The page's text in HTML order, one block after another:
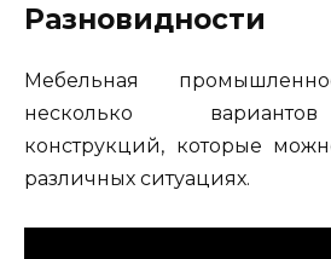
Разновидности
Мебельная
несколько
конструкций, которые
различных ситуациях.